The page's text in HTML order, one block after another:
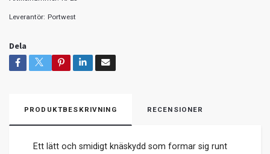
Leverantör: Portwest
Dela
PRODUKTBESKRIVNING RECENSIONER
Ett lätt och smidigt knäskydd som formar sig runt